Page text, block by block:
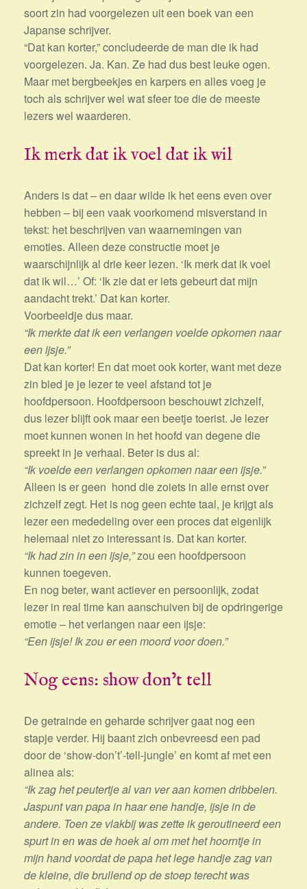
soort zin had voorgelezen uit een boek van een
Japanse schrijver.
“Dat kan korter,” concludeerde de man die ik had
voorgelezen. Ja. Kan. Ze had dus best leuke ogen.
Maar met bergbeekjes en karpers en alles voeg je
toch als schrijver wel wat sfeer toe die de meeste
lezers wel waarderen.
Ik merk dat ik voel dat ik wil
Anders is dat – en daar wilde ik het eens even over
hebben – bij een vaak voorkomend misverstand in
tekst: het beschrijven van waarnemingen van
emoties. Alleen deze constructie moet je
waarschijnlijk al drie keer lezen. ‘Ik merk dat ik voel
dat ik wil…’ Of: ‘Ik zie dat er iets gebeurt dat mijn
aandacht trekt.’ Dat kan korter.
Voorbeeldje dus maar.
“Ik merkte dat ik een verlangen voelde opkomen naar
een ijsje.”
Dat kan korter! En dat moet ook korter, want met deze
zin bied je je lezer te veel afstand tot je
hoofdpersoon. Hoofdpersoon beschouwt zichzelf,
dus lezer blijft ook maar een beetje toerist. Je lezer
moet kunnen wonen in het hoofd van degene die
spreekt in je verhaal. Beter is dus al:
“Ik voelde een verlangen opkomen naar een ijsje.”
Alleen is er geen hond die zoiets in alle ernst over
zichzelf zegt. Het is nog geen echte taal, je krijgt als
lezer een mededeling over een proces dat eigenlijk
helemaal niet zo interessant is. Dat kan korter.
“Ik had zin in een ijsje,”zou een hoofdpersoon
kunnen toegeven.
En nog beter, want actiever en persoonlijk, zodat
lezer in real time kan aanschuiven bij de opdringerige
emotie – het verlangen naar een ijsje:
“Een ijsje! Ik zou er een moord voor doen.”
Nog eens: show don’t tell
De getrainde en geharde schrijver gaat nog een
stapje verder. Hij baant zich onbevreesd een pad
door de ‘show-don’t’-tell-jungle’ en komt af met een
alinea als:
“Ik zag het peutertje al van ver aan komen dribbelen.
Jaspunt van papa in haar ene handje, ijsje in de
andere. Toen ze vlakbij was zette ik geroutineerd een
spurt in en was de hoek al om met het hoorntje in
mijn hand voordat de papa het lege handje zag van
de kleine, die brullend op de stoep terecht was